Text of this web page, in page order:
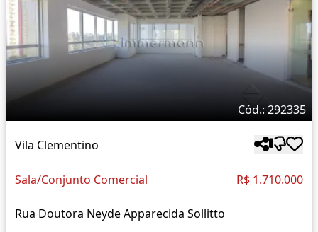
Cód.: 292335
Vila Clementino
Sala/Conjunto Comercial R$ 1.710.000
Rua Doutora Neyde Apparecida Sollitto